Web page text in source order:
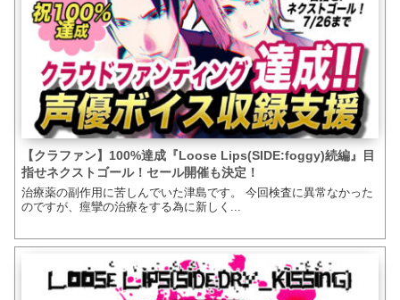
【クラファン】100%達成『Loose Lips(SIDE:foggy)続編』目
指せネクストゴール！セール開催も決定！
治療薬の副作用に苦しんでいた津島です。 今回検査に異常なかった
のですが、痙攣の治療をする為に新しく...